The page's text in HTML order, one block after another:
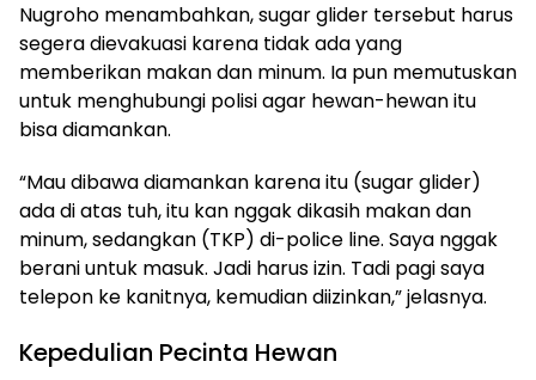
Nugroho menambahkan, sugar glider tersebut harus
segera dievakuasi karena tidak ada yang
memberikan makan dan minum. Ia pun memutuskan
untuk menghubungi polisi agar hewan-hewan itu
bisa diamankan.
“Mau dibawa diamankan karena itu (sugar glider)
ada di atas tuh, itu kan nggak dikasih makan dan
minum, sedangkan (TKP) di-police line. Saya nggak
berani untuk masuk. Jadi harus izin. Tadi pagi saya
telepon ke kanitnya, kemudian diizinkan,” jelasnya.
Kepedulian Pecinta Hewan